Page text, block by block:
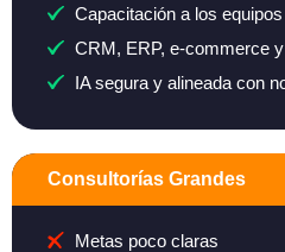
Capacitación a los equipos
CRM, ERP, e-commerce
IA segura y alineada con
Consultorías Grandes
Metas poco claras